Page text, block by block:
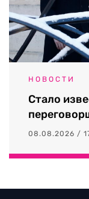
НОВОСТИ
Стало
08.08.2026 /